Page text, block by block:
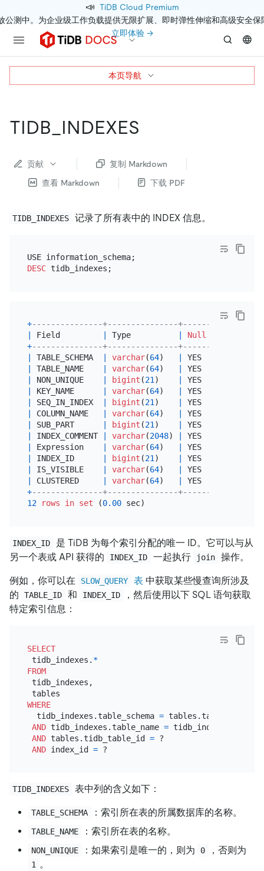
📣 TiDB Cloud Premium
公测中。为企业级工作负载提供无限扩展、即时弹性伸缩和高级安全保
立即体验 →
TIDB_INDEXES
贡献
复制 Markdown
查看 Markdown
下载 PDF
TIDB_INDEXES 记录了所有表中的 INDEX 信息。
DESC
+---------------+---------------+------+------
Field Type Null
+---------------+---------------+------+------
TABLE_SCHEMA varchar(64) YES
TABLE_NAME varchar(64) YES
NON_UNIQUE bigint (21) YES
KEY_NAME varchar(64) YES
SEQ_IN_INDEX bigint (21) YES
COLUMN_NAME varchar(64) YES
SUB_PART bigint (21) YES
INDEX_COMMENT varchar(2048) YES
Expression varchar(64) YES
INDEX_ID bigint (21) YES
IS_VISIBLE varchar(64) YES
CLUSTERED varchar(64) YES
+---------------+---------------+------+------
12
rows in set (0.00
INDEX_ID
是 TiDB 为每个索引分配的唯一 ID。它可以与从
另一个表或 API 获得的
INDEX_ID 一起执行 join 操作。
例如，你可以在 SLOW_QUERY 表 中获取某些慢查询所涉及
的
TABLE_ID 和 INDEX_ID
，然后使用以下 SQL 语句获取
特定索引信息：
SELECT
tidb_indexes. *
FROM
tidb_indexes,
WHERE
  tidb_indexes.table_schema
= tables.table_schema
AND tidb_indexes.table_name =
AND tables.tidb_table_id = ?
AND index_id =
TIDB_INDEXES 表中列的含义如下：
TABLE_SCHEMA ：索引所在表的所属数据库的名称。
TABLE_NAME ：索引所在表的名称。
NON_UNIQUE ：如果索引是唯一的，则为 0 ，否则为
1 。
本页导航